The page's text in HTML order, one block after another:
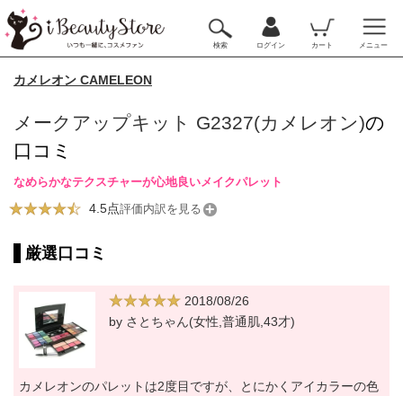
検索 ログイン カート メニュー
カメレオン CAMELEON
メークアップキット G2327(カメレオン)の
口コミ
なめらかなテクスチャーが心地良いメイクパレット
4.5点評価内訳を見る
厳選口コミ
2018/08/26
by さとちゃん(女性,普通肌,43才)
カメレオンのパレットは2度目ですが、とにかくアイカラーの色